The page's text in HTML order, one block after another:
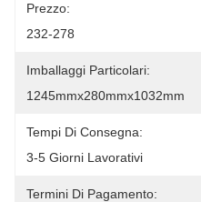
Prezzo:
232-278
Imballaggi Particolari:
1245mmx280mmx1032mm
Tempi Di Consegna:
3-5 Giorni Lavorativi
Termini Di Pagamento: